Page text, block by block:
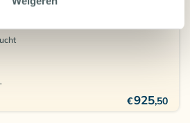
€925,50